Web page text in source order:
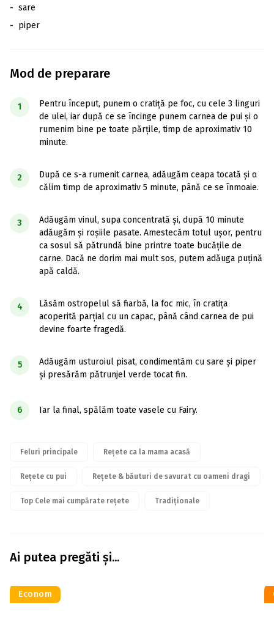
- sare
- piper
Mod de preparare
1
Pentru început, punem o cratiță pe foc, cu cele 3 linguri
de ulei, iar după ce se încinge punem carnea de pui și o
rumenim bine pe toate părțile, timp de aproximativ 10
minute.
2
După ce s-a rumenit carnea, adăugăm ceapa tocată și o
călim timp de aproximativ 5 minute, până ce se înmoaie.
3
Adăugăm vinul, supa concentrată și, după 10 minute
adăugăm și roșiile pasate. Amestecăm totul ușor, pentru
ca sosul să pătrundă bine printre toate bucățile de
carne. Dacă ne dorim mai mult sos, putem adăuga puțină
apă caldă.
4
Lăsăm ostropelul să fiarbă, la foc mic, în cratița
acoperită parțial cu un capac, până când carnea de pui
devine foarte fragedă.
5
Adăugăm usturoiul pisat, condimentăm cu sare și piper
și presărăm pătrunjel verde tocat fin.
6 Iar la final, spălăm toate vasele cu Fairy.
Feluri principale Rețete ca la mama acasă
Rețete cu pui Rețete & băuturi de savurat cu oameni dragi
Top Cele mai cumpărate rețete Tradiționale
Ai putea pregăti și...
Econom